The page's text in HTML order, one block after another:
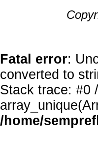
Fatal error:
converted to
Stack trace: #0
/home/